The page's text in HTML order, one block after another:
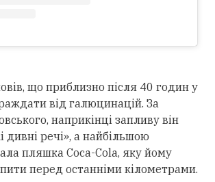
що приблизно після 40 годин у
від галюцинацій. За
наприкінці запливу він
дивні речі», а найбільшою
пляшка Coca-Cola, яку йому
перед останніми кілометрами.